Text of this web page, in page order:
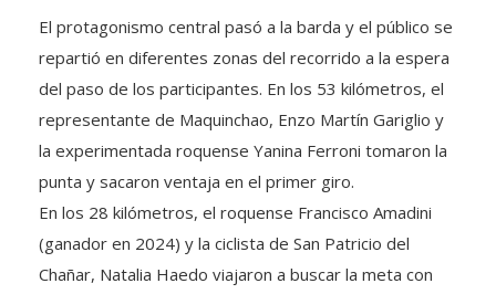
El protagonismo central pasó a la barda y el público se
repartió en diferentes zonas del recorrido a la espera
del paso de los participantes. En los 53 kilómetros, el
representante de Maquinchao, Enzo Martín Gariglio y
la experimentada roquense Yanina Ferroni tomaron la
punta y sacaron ventaja en el primer giro.
En los 28 kilómetros, el roquense Francisco Amadini
(ganador en 2024) y la ciclista de San Patricio del
Chañar, Natalia Haedo viajaron a buscar la meta con